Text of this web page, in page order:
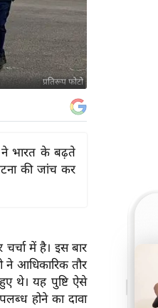
प्रतिरूप फोटो
ने भारत के बढ़ते
की जांच कर
में है। इस बार
ने आधिकारिक तौर
थे। यह पुष्टि ऐसे
होने का दावा